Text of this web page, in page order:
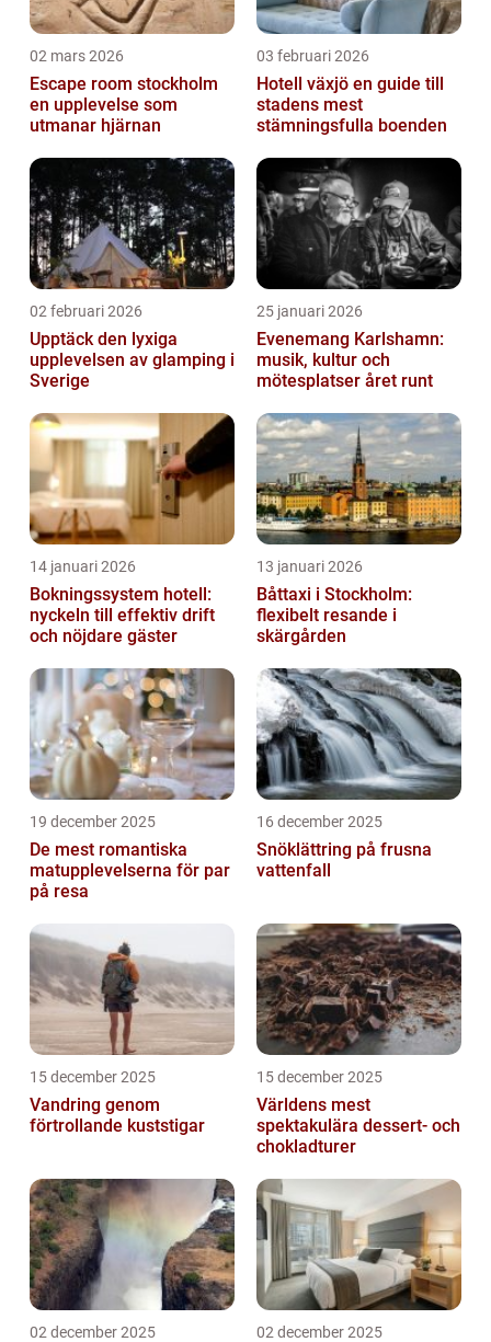
02 mars 2026
Escape room stockholm
en upplevelse som
utmanar hjärnan
03 februari 2026
Hotell växjö en guide till
stadens mest
stämningsfulla boenden
02 februari 2026
Upptäck den lyxiga
upplevelsen av glamping i
Sverige
25 januari 2026
Evenemang Karlshamn:
musik, kultur och
mötesplatser året runt
14 januari 2026
Bokningssystem hotell:
nyckeln till effektiv drift
och nöjdare gäster
13 januari 2026
Båttaxi i Stockholm:
flexibelt resande i
skärgården
19 december 2025
De mest romantiska
matupplevelserna för par
på resa
16 december 2025
Snöklättring på frusna
vattenfall
15 december 2025
Vandring genom
förtrollande kuststigar
15 december 2025
Världens mest
spektakulära dessert- och
chokladturer
02 december 2025 02 december 2025